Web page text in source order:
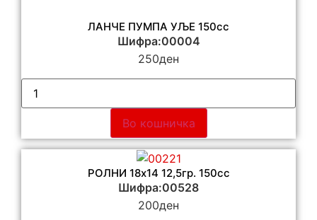
ЛАНЧЕ ПУМПА УЉЕ 150сс
Шифра:00004
250ден
Во кошничка
РОЛНИ 18х14 12,5гр. 150cc
Шифра:00528
200ден